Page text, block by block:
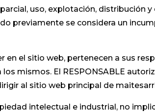
uso, explotación, distribución
previamente se considera un
en el sitio web, pertenecen a sus
mismos. El RESPONSABLE
al sitio web principal de
intelectual e industrial, no